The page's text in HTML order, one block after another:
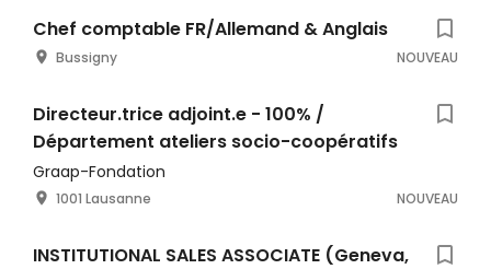
Chef comptable FR/Allemand & Anglais
Bussigny NOUVEAU
Directeur.trice adjoint.e - 100% /
Département ateliers socio-coopératifs
Graap-Fondation
1001 Lausanne NOUVEAU
INSTITUTIONAL SALES ASSOCIATE (Geneva,